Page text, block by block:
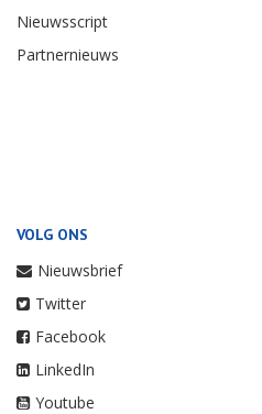
Nieuwsscript
Partnernieuws
VOLG ONS
Nieuwsbrief
Twitter
Facebook
LinkedIn
Youtube